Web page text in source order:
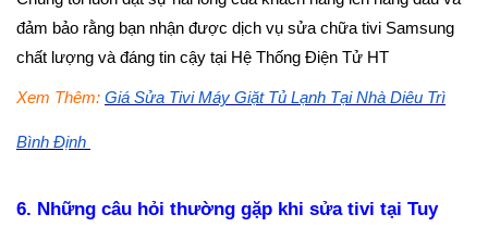
đảm bảo rằng bạn nhận được dịch vụ sửa chữa tivi Samsung
chất lượng và đáng tin cậy tại Hệ Thống Điện Tử HT
Xem Thêm: Giá Sửa Tivi Máy Giặt Tủ Lạnh Tại Nhà Diêu Trì
Bình Định
6. Những câu hỏi thường gặp khi sửa tivi tại Tuy